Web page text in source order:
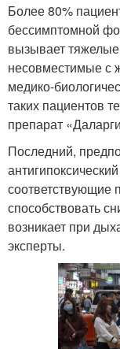
Более 80%
бессимптомной
вызывает
несовместимые с
медико-
таких пациентов
препарат
Последний,
соответствующие
способствовать
возникает при
эксперты.